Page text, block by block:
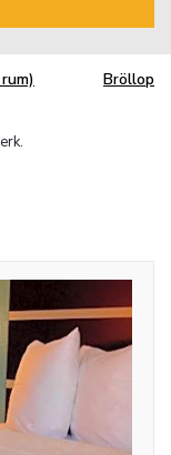
Bröllop